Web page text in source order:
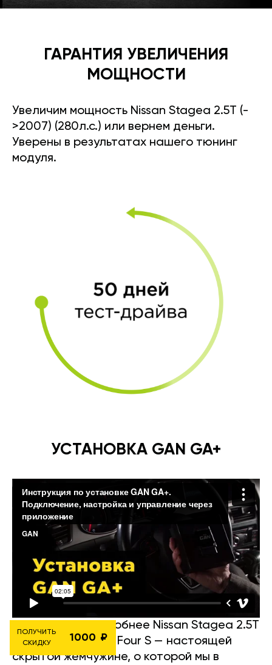
ГАРАНТИЯ УВЕЛИЧЕНИЯ
МОЩНОСТИ
Увеличим мощность Nissan Stagea 2.5T (-
>2007) (280л.с.) или вернем деньги.
Уверены в результатах нашего тюнинг
модуля.
УСТАНОВКА GAN GA+
Рассмотрим подробнее Nissan Stagea 2.5T
(до 2007 года) RS Four S — настоящей
скрытой жемчужине, о которой мы в
ПОЛУЧИТЬ
СКИДКУ
1000